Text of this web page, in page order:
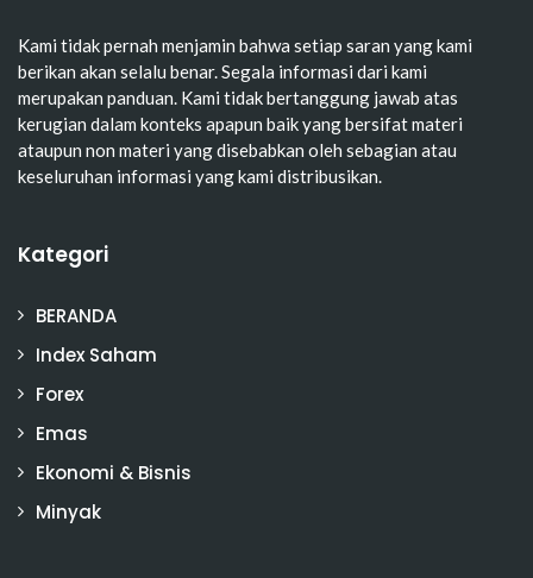
Kami tidak pernah menjamin bahwa setiap saran yang kami
berikan akan selalu benar. Segala informasi dari kami
merupakan panduan. Kami tidak bertanggung jawab atas
kerugian dalam konteks apapun baik yang bersifat materi
ataupun non materi yang disebabkan oleh sebagian atau
keseluruhan informasi yang kami distribusikan.
Kategori
BERANDA
Index Saham
Forex
Emas
Ekonomi & Bisnis
Minyak